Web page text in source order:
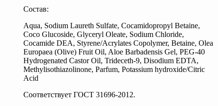
Состав:
Aqua, Sodium Laureth Sulfate, Cocamidopropyl Betaine,
Coco Glucoside, Glyceryl Oleate, Sodium Chloride,
Cocamide DEA, Styrene/Acrylates Copolymer, Betaine, Olea
Europaea (Olive) Fruit Oil, Aloe Barbadensis Gel, PEG-40
Hydrogenated Castor Oil, Trideceth-9, Disodium EDTA,
Methylisothiazolinone, Parfum, Potassium hydroxide/Citric
Acid
Соответствует ГОСТ 31696-2012.